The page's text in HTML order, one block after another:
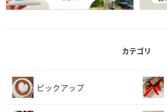
カテゴリ
ピックアップ